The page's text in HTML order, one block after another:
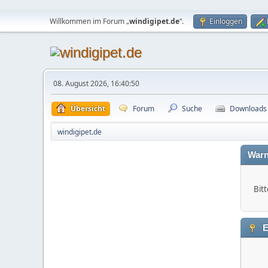
Willkommen im Forum „windigipet.de“. Einloggen
08. August 2026, 16:40:50
Übersicht Forum Suche Downloads
windigipet.de